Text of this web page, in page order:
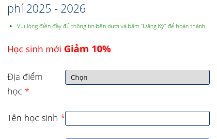
phí 2025 - 2026
Vùi lòng điền đầy đủ thông tin bên dưới và bấm “Đăng Ký” để hoàn thành.
Học sinh mới Giảm 10%
Địa điểm
học *
Tên học sinh *